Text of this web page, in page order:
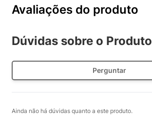
Avaliações do produto
Dúvidas sobre o Produto
Perguntar
Ainda não há dúvidas quanto a este produto.